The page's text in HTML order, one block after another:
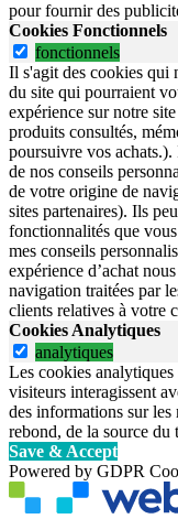
pour fournir des
Cookies Fonctionnels
fonctionnels
Il s'agit des cookies qui
du site qui pourraient
expérience sur notre
produits consultés,
poursuivre vos
de nos conseils
de votre origine de
sites partenaires). Ils
fonctionnalités que
mes conseils
expérience d’achat
navigation traitées par
clients relatives à votre
Cookies Analytiques
analytiques
Les cookies
visiteurs interagissent
des informations sur les
rebond, de la source du
Save & Accept
Powered by GDPR